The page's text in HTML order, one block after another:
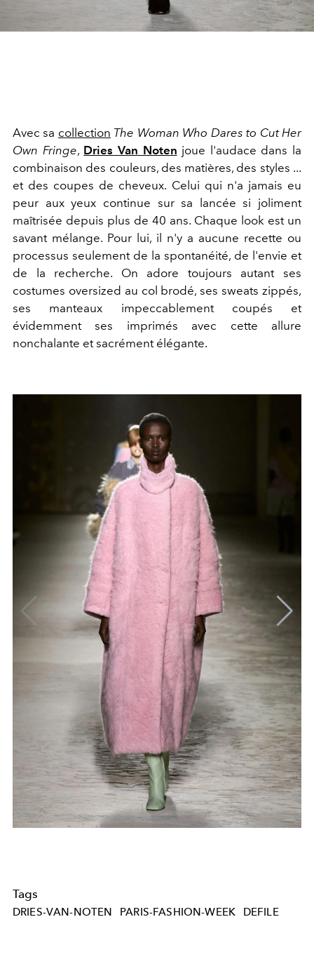
Avec sa collection The Woman Who Dares to Cut Her
Own Fringe, Dries Van Noten joue l'audace dans la
combinaison des couleurs, des matières, des styles ...
et des coupes de cheveux. Celui qui n'a jamais eu
peur aux yeux continue sur sa lancée si joliment
maîtrisée depuis plus de 40 ans. Chaque look est un
savant mélange. Pour lui, il n'y a aucune recette ou
processus seulement de la spontanéité, de l'envie et
de la recherche. On adore toujours autant ses
costumes oversized au col brodé, ses sweats zippés,
ses manteaux impeccablement coupés et
évidemment ses imprimés avec cette allure
nonchalante et sacrément élégante.
Tags
DRIES-VAN-NOTEN PARIS-FASHION-WEEK DEFILE